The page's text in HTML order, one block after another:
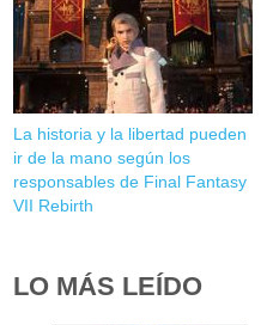
La historia y la libertad pueden
ir de la mano según los
responsables de Final Fantasy
VII Rebirth
LO MÁS LEÍDO